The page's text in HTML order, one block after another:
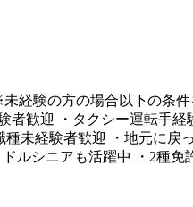
経験の方の場合以下の条
者歓迎 ・タクシー運転手
未経験者歓迎 ・地元に
ルシニアも活躍中 ・2種